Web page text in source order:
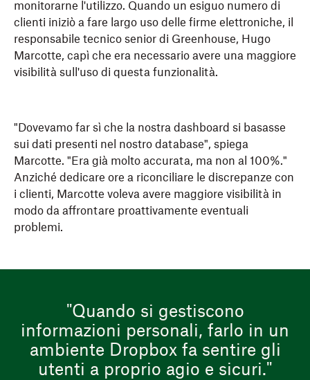
monitorarne l'utilizzo. Quando un esiguo numero di
clienti iniziò a fare largo uso delle firme elettroniche, il
responsabile tecnico senior di Greenhouse, Hugo
Marcotte, capì che era necessario avere una maggiore
visibilità sull'uso di questa funzionalità.
"Dovevamo far sì che la nostra dashboard si basasse
sui dati presenti nel nostro database", spiega
Marcotte. "Era già molto accurata, ma non al 100%."
Anziché dedicare ore a riconciliare le discrepanze con
i clienti, Marcotte voleva avere maggiore visibilità in
modo da affrontare proattivamente eventuali
problemi.
"Quando si gestiscono
informazioni personali, farlo in un
ambiente Dropbox fa sentire gli
utenti a proprio agio e sicuri."